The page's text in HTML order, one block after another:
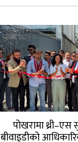
पोखरामा
बीवाइडीको